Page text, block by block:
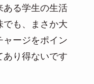
ある学生の生活
でも、まさか大
ャージをポイン
あり得ないです